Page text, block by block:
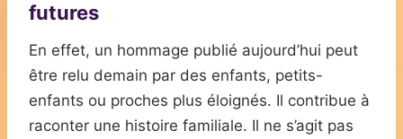
futures
En effet, un hommage publié aujourd’hui peut
être relu demain par des enfants, petits-
enfants ou proches plus éloignés. Il contribue à
raconter une histoire familiale. Il ne s’agit pas